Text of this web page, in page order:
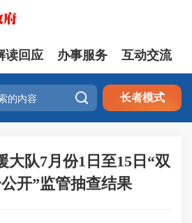
读回应 办事服务 互动交流
 长者模式
大队7月份1日至15日“双
开”监管抽查结果